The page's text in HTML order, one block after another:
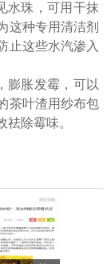
珠，可用干抹
这种专用清洁剂
止这些水汽渗入
胀发霉，可以
茶叶渣用纱布包
除霉味。